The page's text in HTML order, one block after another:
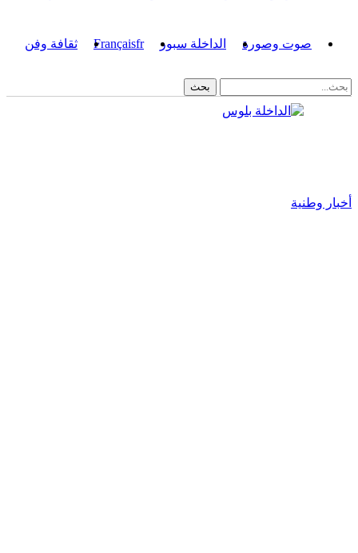
صوت وصورة الداخلة سبور Françaisfr ثقافة وفن
أخبار وطنية